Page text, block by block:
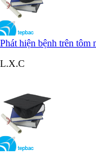
Phát hiện bệnh trên tôm
L.X.C